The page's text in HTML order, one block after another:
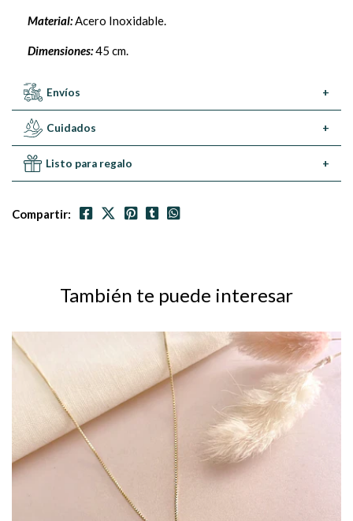
Material:Acero Inoxidable.
Dimensiones:45 cm.
Envíos +
Cuidados +
Listo para regalo +
Compartir:
También te puede interesar